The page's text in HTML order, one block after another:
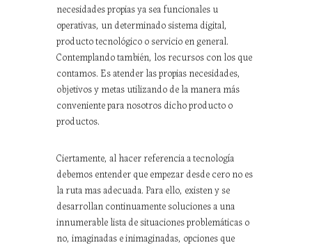
necesidades propias ya sea funcionales u
operativas, un determinado sistema digital,
producto tecnológico o servicio en general.
Contemplando también, los recursos con los que
contamos. Es atender las propias necesidades,
objetivos y metas utilizando de la manera más
conveniente para nosotros dicho producto o
productos.
Ciertamente, al hacer referencia a tecnología
debemos entender que empezar desde cero no es
la ruta mas adecuada. Para ello, existen y se
desarrollan continuamente soluciones a una
innumerable lista de situaciones problemáticas o
no, imaginadas e inimaginadas, opciones que